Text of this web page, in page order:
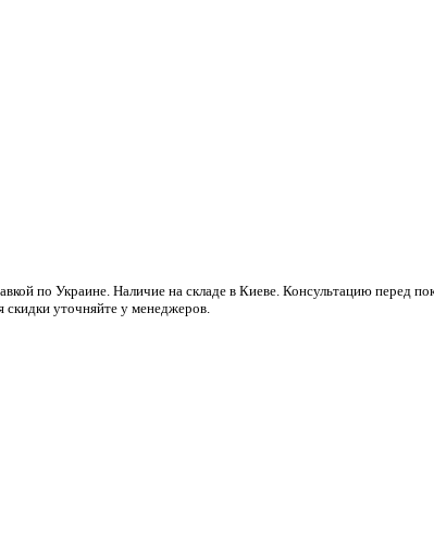
по Украине. Наличие на складе в Киеве. Консультацию перед
уточняйте у менеджеров.